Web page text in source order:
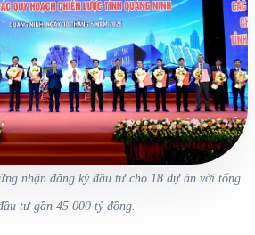
nhận đăng ký đầu tư cho 18 dự án với tổng
tư gần 45.000 tỷ đồng.